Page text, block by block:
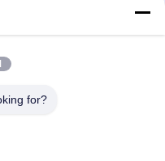
Digital
28Khz
for?